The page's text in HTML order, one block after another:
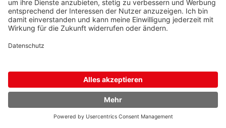
Locher 5060, Heftgerät 5528Details
Bestellnr.
10253595
Preis
Zubehör